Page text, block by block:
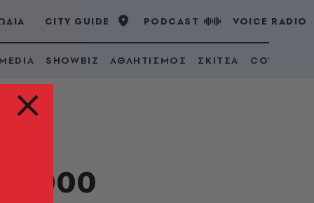
CITY GUIDE PODCAST VOICE RADIO
SHOWBIZ ΑΘΛΗΤΙΣΜΟΣ ΣΚΙΤΣΑ COVID 19